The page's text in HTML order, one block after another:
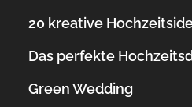
20 kreative
Das perfekte
Green Wedding